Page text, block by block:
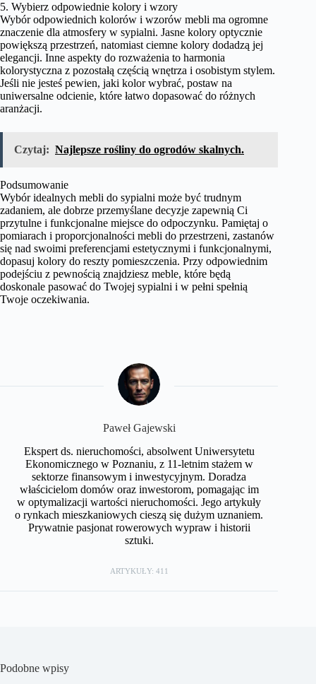
5. Wybierz odpowiednie kolory i wzory
Wybór odpowiednich kolorów i wzorów mebli ma ogromne
znaczenie dla atmosfery w sypialni. Jasne kolory optycznie
powiększą przestrzeń, natomiast ciemne kolory dodadzą jej
elegancji. Inne aspekty do rozważenia to harmonia
kolorystyczna z pozostałą częścią wnętrza i osobistym stylem.
Jeśli nie jesteś pewien, jaki kolor wybrać, postaw na
uniwersalne odcienie, które łatwo dopasować do różnych
aranżacji.
Czytaj: Najlepsze rośliny do ogrodów skalnych.
Podsumowanie
Wybór idealnych mebli do sypialni może być trudnym
zadaniem, ale dobrze przemyślane decyzje zapewnią Ci
przytulne i funkcjonalne miejsce do odpoczynku. Pamiętaj o
pomiarach i proporcjonalności mebli do przestrzeni, zastanów
się nad swoimi preferencjami estetycznymi i funkcjonalnymi,
dopasuj kolory do reszty pomieszczenia. Przy odpowiednim
podejściu z pewnością znajdziesz meble, które będą
doskonale pasować do Twojej sypialni i w pełni spełnią
Twoje oczekiwania.
Paweł Gajewski
Ekspert ds. nieruchomości, absolwent Uniwersytetu
Ekonomicznego w Poznaniu, z 11-letnim stażem w
sektorze finansowym i inwestycyjnym. Doradza
właścicielom domów oraz inwestorom, pomagając im
w optymalizacji wartości nieruchomości. Jego artykuły
o rynkach mieszkaniowych cieszą się dużym uznaniem.
Prywatnie pasjonat rowerowych wypraw i historii
sztuki.
ARTYKUŁY: 411
Podobne wpisy